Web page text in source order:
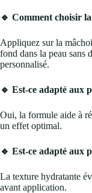
🔹 Comment choisir
Appliquez sur la
fond dans la peau sans
personnalisé.
🔹 Est-ce adapté aux
Oui, la formule aide à
un effet optimal.
🔹 Est-ce adapté aux
La texture hydratante
avant application.